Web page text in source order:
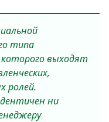
типа
выходят
ролей.
ни